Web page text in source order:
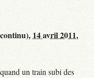
14 avril 2011,
un train subi des